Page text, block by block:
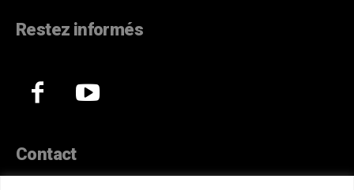
Restez informés
Contact